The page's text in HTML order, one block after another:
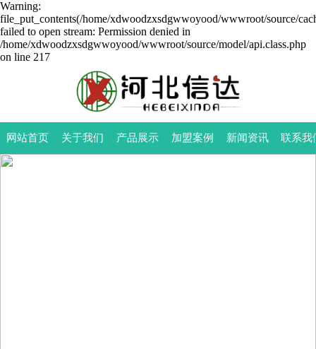
Warning:
file_put_contents(/home/xdwoodzxsdgwwoyood/wwwroot/source/
failed to open stream: Permission denied in
/home/xdwoodzxsdgwwoyood/wwwroot/source/model/api.class.php
on line 217
网站首页 关于我们 产品展示 加盟案例 新闻资讯 联系我